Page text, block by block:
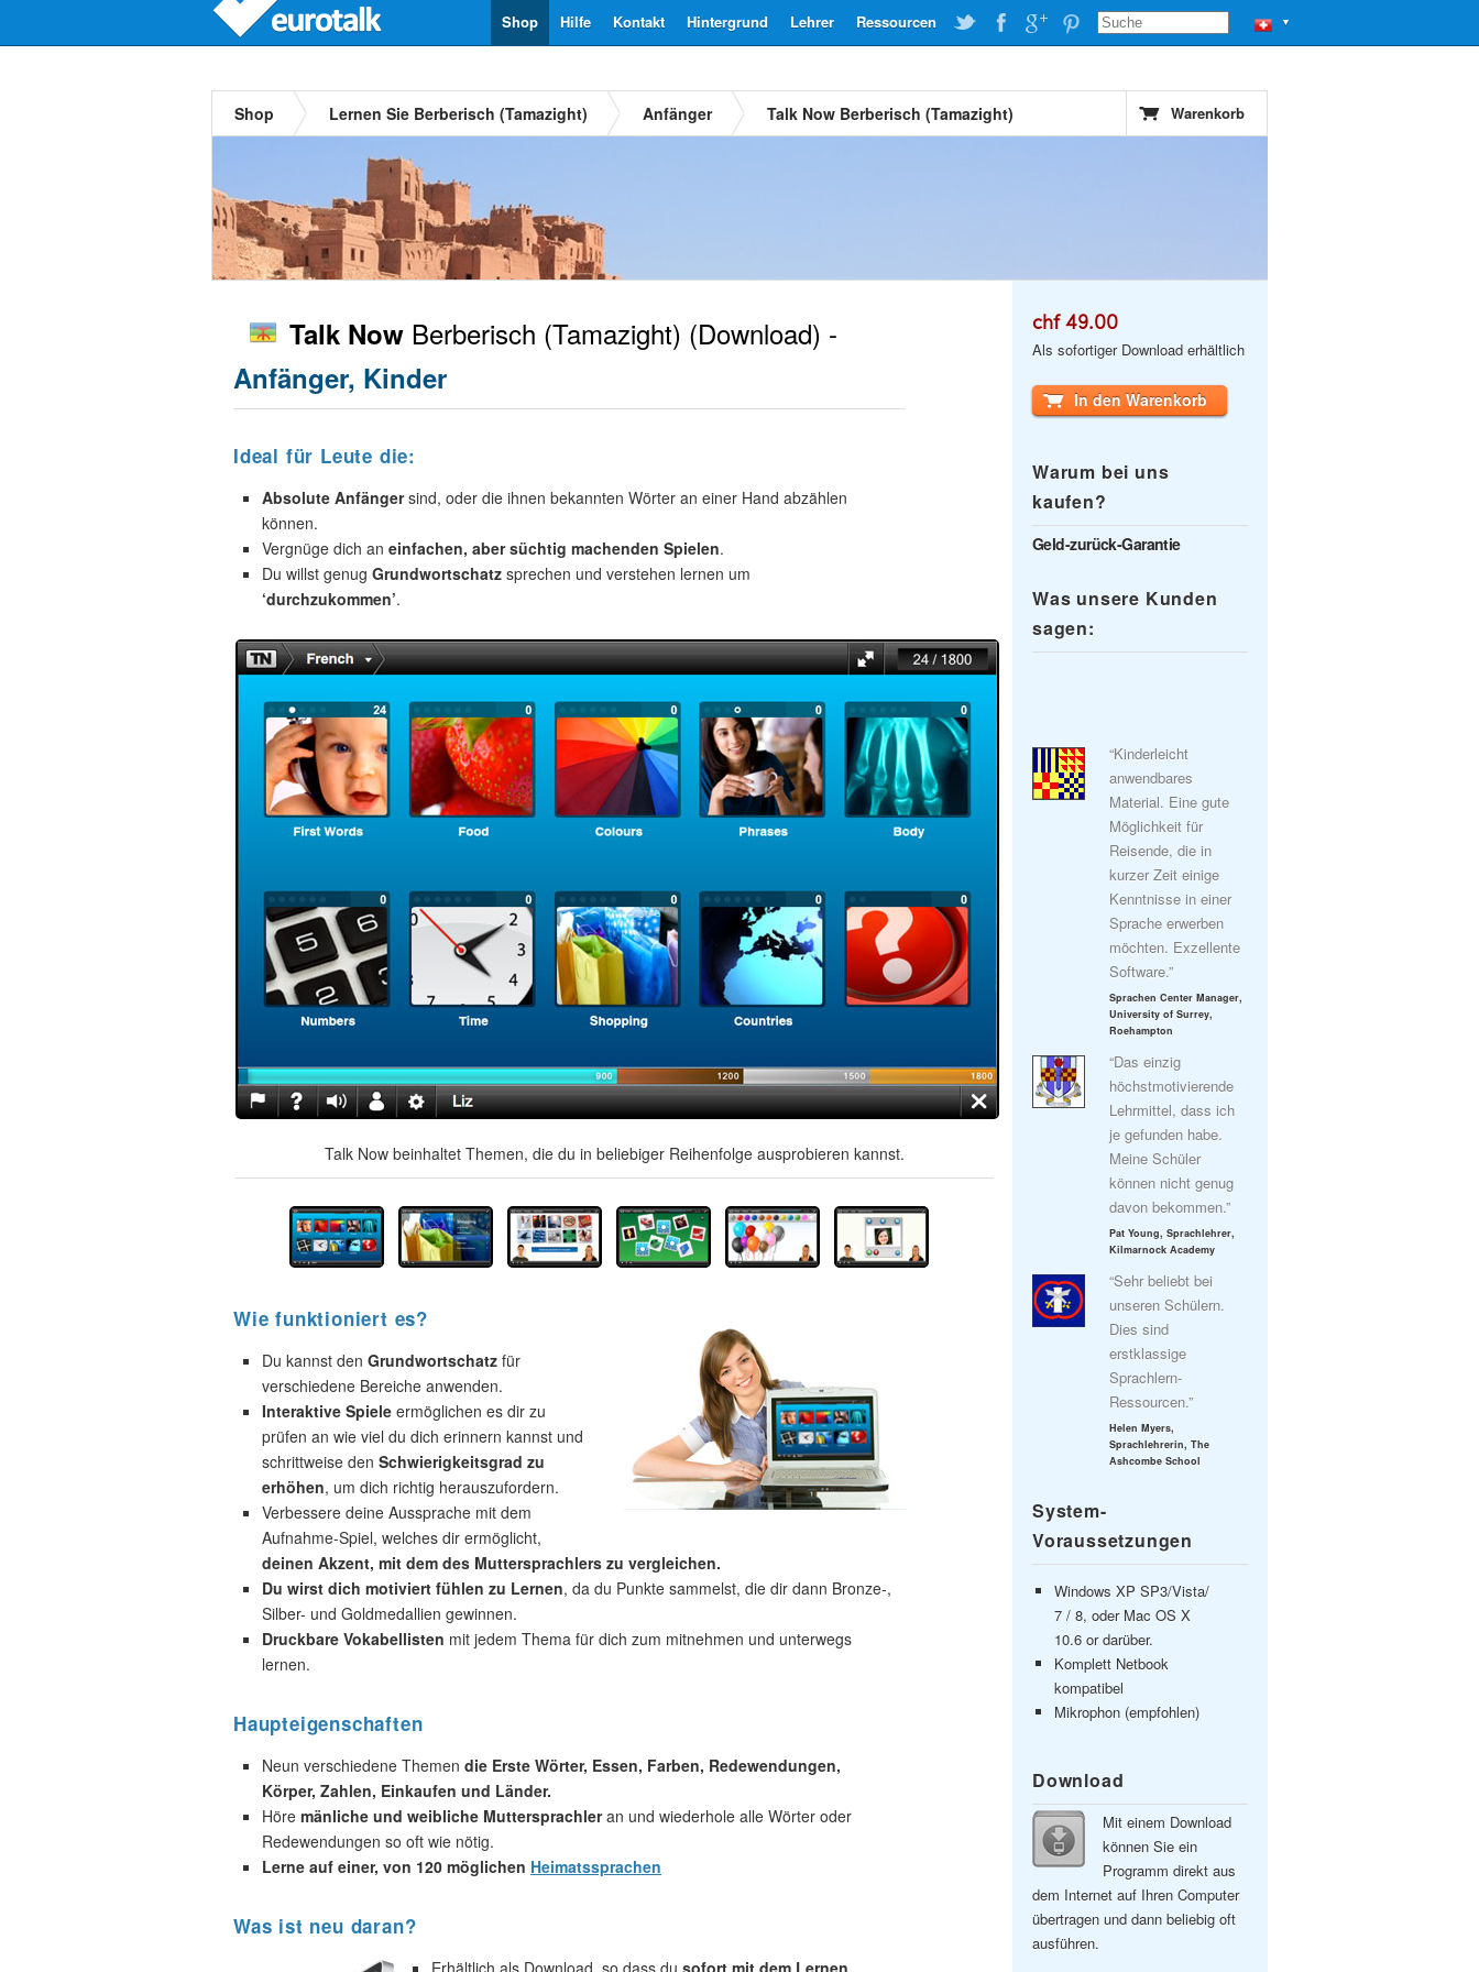
▼
Ressourcen
Lehrer
Hintergrund
Kontakt
Hilfe
Shop
Shop Lernen Sie Berberisch (Tamazight) Anfänger Talk Now Berberisch (Tamazight) Warenkorb
Talk Now Berberisch (Tamazight) (Download) -
Anfänger, Kinder
Ideal für Leute die:
Absolute Anfängersind, oder die ihnen bekannten Wörter an einer Hand abzählen
können.
Vergnüge dich an einfachen, aber süchtig machenden Spielen.
Du willst genug Grundwortschatz sprechen und verstehen lernen um
‘durchzukommen’.
Talk Now beinhaltet Themen, die du in beliebiger Reihenfolge ausprobieren kannst.
Wie funktioniert es?
Du kannst den Grundwortschatz für
verschiedene Bereiche anwenden.
Interaktive Spiele ermöglichen es dir zu
prüfen an wie viel du dich erinnern kannst und
schrittweise den Schwierigkeitsgrad zu
erhöhen, um dich richtig herauszufordern.
Verbessere deine Aussprache mit dem
Aufnahme-Spiel, welches dir ermöglicht,
deinen Akzent, mit dem des Muttersprachlers zu vergleichen.
Du wirst dich motiviert fühlen zu Lernen, da du Punkte sammelst, die dir dann Bronze-,
Silber- und Goldmedallien gewinnen.
Druckbare Vokabellisten mit jedem Thema für dich zum mitnehmen und unterwegs
lernen.
Haupteigenschaften
Neun verschiedene Themen die Erste Wörter, Essen, Farben, Redewendungen,
Körper, Zahlen, Einkaufen und Länder.
Höre mänliche und weibliche Muttersprachleran und wiederhole alle Wörter oder
Redewendungen so oft wie nötig.
Lerne auf einer, von 120 möglichen Heimatssprachen
Was ist neu daran?
Erhältlich als Download, so dass du sofort mit dem Lernen
chf 49.00
Als sofortiger Download erhältlich
In den Warenkorb
Warum bei uns
kaufen?
Geld-zurück-Garantie
Was unsere Kunden
sagen:
“Kinderleicht
anwendbares
Material. Eine gute
Möglichkeit für
Reisende, die in
kurzer Zeit einige
Kenntnisse in einer
Sprache erwerben
möchten. Exzellente
Software.”
Sprachen Center Manager,
University of Surrey,
Roehampton
“Das einzig
höchstmotivierende
Lehrmittel, dass ich
je gefunden habe.
Meine Schüler
können nicht genug
davon bekommen.”
Pat Young, Sprachlehrer,
Kilmarnock Academy
“Sehr beliebt bei
unseren Schülern.
Dies sind
erstklassige
Sprachlern-
Ressourcen.”
Helen Myers,
Sprachlehrerin, The
Ashcombe School
System-
Voraussetzungen
Windows XP SP3/Vista/
7 / 8, oder Mac OS X
10.6 or darüber.
Komplett Netbook
kompatibel
Mikrophon (empfohlen)
Download
Mit einem Download
können Sie ein
Programm direkt aus
dem Internet auf Ihren Computer
übertragen und dann beliebig oft
ausführen.